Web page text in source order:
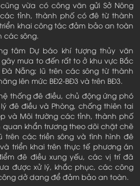
vừa có công văn gửi Sở Nông
tỉnh, thành phố có đê từ thành
khai công tác đảm bảo an toàn
các sông.
tâm Dự báo khí tượng thủy văn
gây mưa to đến rất to ở khu vực Bắc
Đà Nẵng; lũ trên các sông từ thành
lên mức BĐ2-BĐ3 và trên BĐ3.
thống đê điều, chủ động ứng phó
đê điều và Phòng, chống thiên tai
và Môi trường các tỉnh, thành phố
khẩn trương theo dõi chặt chẽ
trên các triền sông và tình hình đê
triển khai trên thực tế phương án
đê điều xung yếu, các vị trí đã
được xử lý, khắc phục, các công
dở dang để đảm bảo an toàn.